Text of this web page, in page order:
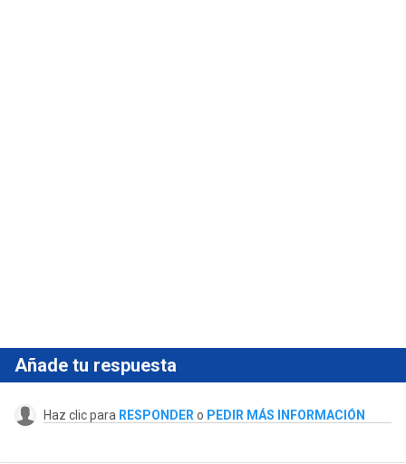
Añade tu respuesta
Haz clic para RESPONDER o PEDIR MÁS INFORMACIÓN